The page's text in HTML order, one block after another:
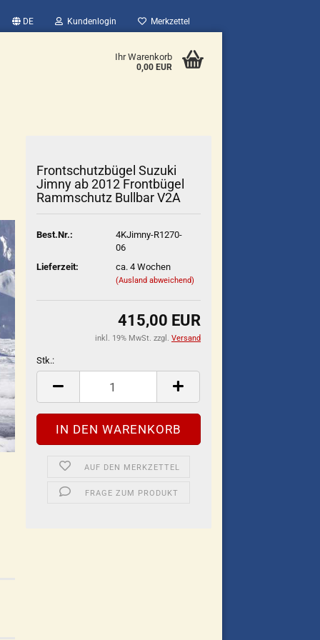
DE Kundenlogin Merkzettel
Ihr Warenkorb
0,00 EUR
Frontschutzbügel Suzuki
Jimny ab 2012 Frontbügel
Rammschutz Bullbar V2A
Best.Nr.:
4KJimny-R1270-
06
Lieferzeit:
ca. 4 Wochen
(Ausland abweichend)
415,00 EUR
inkl. 19% MwSt. zzgl. Versand
Stk.:
AUF DEN MERKZETTEL
FRAGE ZUM PRODUKT